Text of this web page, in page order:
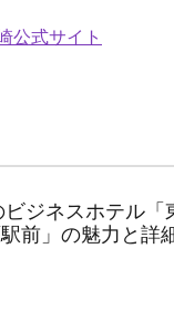
公式サイト
ジネスホテル「
前」の魅力と詳